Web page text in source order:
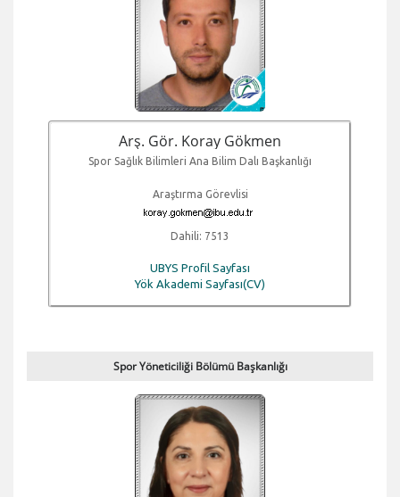
Arş. Gör. Koray Gökmen
Spor Sağlık Bilimleri Ana Bilim Dalı Başkanlığı
Araştırma Görevlisi
Dahili: 7513
UBYS Profil Sayfası
Yök Akademi Sayfası(CV)
Spor Yöneticiliği Bölümü Başkanlığı